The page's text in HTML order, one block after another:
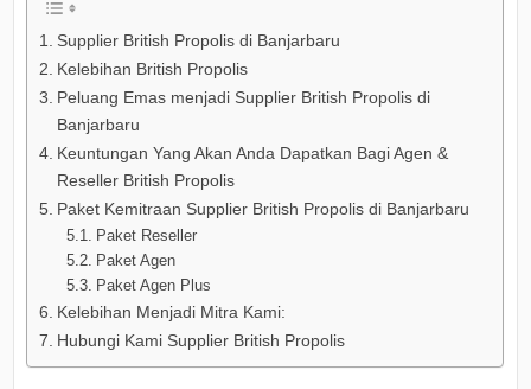
Supplier British Propolis di Banjarbaru
Kelebihan British Propolis
Peluang Emas menjadi Supplier British Propolis di
Banjarbaru
Keuntungan Yang Akan Anda Dapatkan Bagi Agen &
Reseller British Propolis
Paket Kemitraan Supplier British Propolis di Banjarbaru
Paket Reseller
Paket Agen
Paket Agen Plus
Kelebihan Menjadi Mitra Kami:
Hubungi Kami Supplier British Propolis